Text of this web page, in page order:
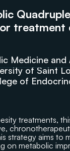
Medicine
of Saint
of
treatments,
strategy aims to
metabolic